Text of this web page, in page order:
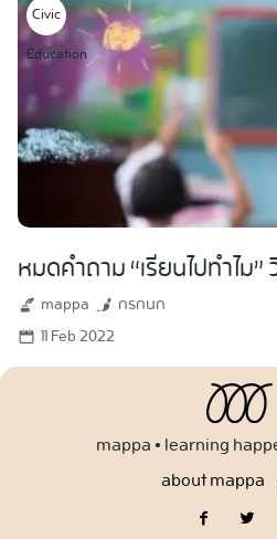
Civic
Education
หมดคำถาม “เรียนไปทำไม
mappa
กรกนก
11 Feb 2022
mappa • learning
about mappa